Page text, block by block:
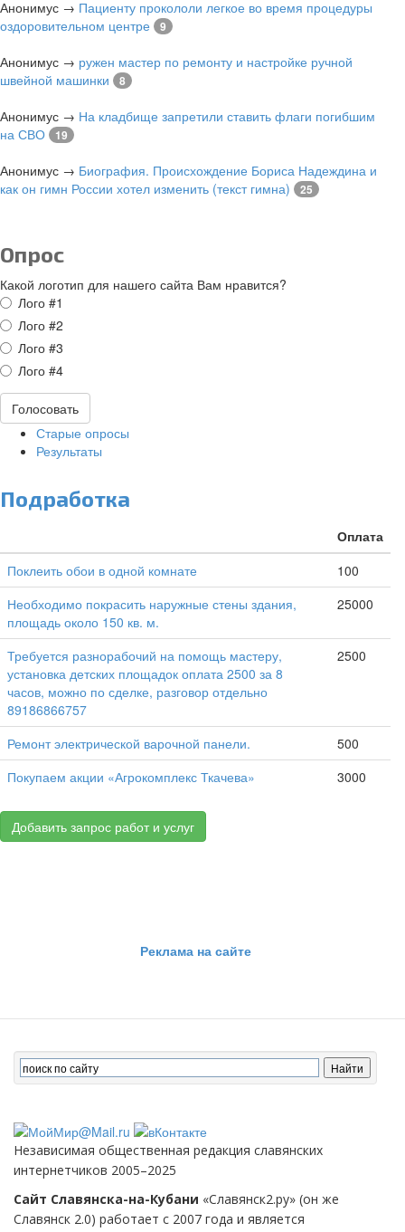
Анонимус → Пациенту прокололи легкое во время процедуры
оздоровительном центре
9
Анонимус → ружен мастер по ремонту и настройке ручной
швейной машинки
8
Анонимус → На кладбище запретили ставить флаги погибшим
на СВО
19
Анонимус → Биография. Происхождение Бориса Надеждина и
как он гимн России хотел изменить (текст гимна)
25
Опрос
Какой логотип для нашего сайта Вам нравится?
Варианты
Лого #1
Лого #2
Лого #3
Лого #4
Голосовать
Старые опросы
Результаты
Подработка
Оплата
Поклеить обои в одной комнате
100
Необходимо покрасить наружные стены здания,
площадь около 150 кв. м.
25000
Требуется разнорабочий на помощь мастеру,
установка детских площадок оплата 2500 за 8
часов, можно по сделке, разговор отдельно
89186866757
2500
Ремонт электрической варочной панели.
500
Покупаем акции «Агрокомплекс Ткачева»
3000
Добавить запрос работ и услуг
Реклама на сайте
Независимая общественная редакция славянских
интернетчиков 2005–2025
Сайт Славянска-на-Кубани «Славянск2.ру» (он же
Славянск 2.0) работает с 2007 года и является